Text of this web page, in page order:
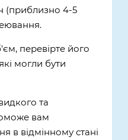
(приблизно 4-5
перевірте його
могли бути
та
вам
в відмінному стані